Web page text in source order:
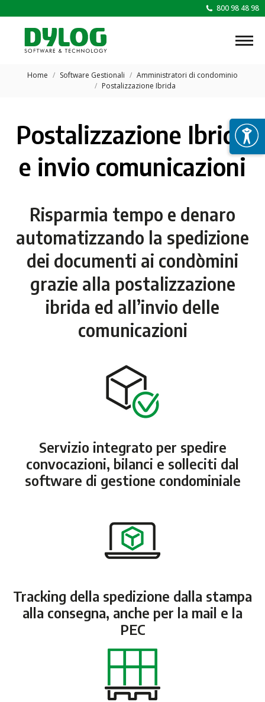
800 98 48 98
Tu sei qui:
Home Software Gestionali
Amministratori di condominio
Postalizzazione Ibrida
Postalizzazione Ibrida
e invio comunicazioni
Risparmia tempo e denaro
automatizzando la spedizione
dei documenti ai condòmini
grazie alla postalizzazione
ibrida ed all’invio delle
comunicazioni
Servizio integrato per spedire
convocazioni, bilanci e solleciti dal
software di gestione condominiale
Tracking della spedizione dalla stampa
alla consegna, anche per la mail e la
PEC